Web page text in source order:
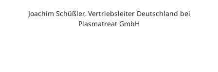
Joachim Schüßler, Vertriebsleiter Deutschland bei
Plasmatreat GmbH